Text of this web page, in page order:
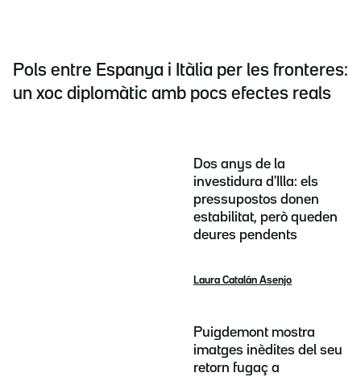
Pols entre Espanya i Itàlia per les fronteres:
un xoc diplomàtic amb pocs efectes reals
Dos anys de la
investidura d'Illa: els
pressupostos donen
estabilitat, però queden
deures pendents
Laura Catalán Asenjo
Puigdemont mostra
imatges inèdites del seu
retorn fugaç a